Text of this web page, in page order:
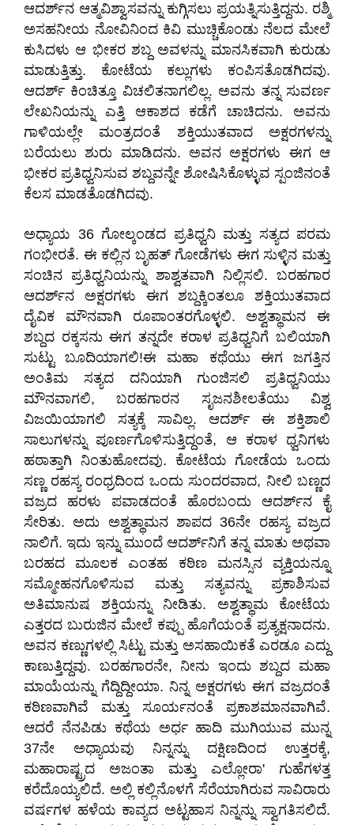
ಆದರ್ಶ್‌ನ ಆತ್ಮವಿಶ್ವಾಸವನ್ನು ಕುಗ್ಗಿಸಲು ಪ್ರಯತ್ನಿಸುತ್ತಿದ್ದನು. ರಶ್ಮಿ
ಅಸಹನೀಯ ನೋವಿನಿಂದ ಕಿವಿ ಮುಚ್ಚಿಕೊಂಡು ನೆಲದ ಮೇಲೆ
ಕುಸಿದಳು ಆ ಭೀಕರ ಶಬ್ದ ಅವಳನ್ನು ಮಾನಸಿಕವಾಗಿ ಕುರುಡು
ಮಾಡುತ್ತಿತ್ತು. ಕೋಟೆಯ ಕಲ್ಲುಗಳು ಕಂಪಿಸತೊಡಗಿದವು.
ಆದರ್ಶ್ ಕಿಂಚಿತ್ತೂ ವಿಚಲಿತನಾಗಲಿಲ್ಲ. ಅವನು ತನ್ನ ಸುವರ್ಣ
ಲೇಖನಿಯನ್ನು ಎತ್ತಿ ಆಕಾಶದ ಕಡೆಗೆ ಚಾಚಿದನು. ಅವನು
ಗಾಳಿಯಲ್ಲೇ ಮಂತ್ರದಂತೆ ಶಕ್ತಿಯುತವಾದ ಅಕ್ಷರಗಳನ್ನು
ಬರೆಯಲು ಶುರು ಮಾಡಿದನು. ಅವನ ಅಕ್ಷರಗಳು ಈಗ ಆ
ಭೀಕರ ಪ್ರತಿಧ್ವನಿಸುವ ಶಬ್ದವನ್ನೇ ಶೋಷಿಸಿಕೊಳ್ಳುವ ಸ್ಪಂಜಿನಂತೆ
ಕೆಲಸ ಮಾಡತೊಡಗಿದವು.
ಅಧ್ಯಾಯ 36 ಗೋಲ್ಕಂಡದ ಪ್ರತಿಧ್ವನಿ ಮತ್ತು ಸತ್ಯದ ಪರಮ
ಗಂಭೀರತೆ. ಈ ಕಲ್ಲಿನ ಬೃಹತ್ ಗೋಡೆಗಳು ಈಗ ಸುಳ್ಳಿನ ಮತ್ತು
ಸಂಚಿನ ಪ್ರತಿಧ್ವನಿಯನ್ನು ಶಾಶ್ವತವಾಗಿ ನಿಲ್ಲಿಸಲಿ. ಬರಹಗಾರ
ಆದರ್ಶ್‌ನ ಅಕ್ಷರಗಳು ಈಗ ಶಬ್ದಕ್ಕಿಂತಲೂ ಶಕ್ತಿಯುತವಾದ
ದೈವಿಕ ಮೌನವಾಗಿ ರೂಪಾಂತರಗೊಳ್ಳಲಿ. ಅಶ್ವತ್ಥಾಮನ ಈ
ಶಬ್ದದ ರಕ್ಕಸನು ಈಗ ತನ್ನದೇ ಕರಾಳ ಪ್ರತಿಧ್ವನಿಗೆ ಬಲಿಯಾಗಿ
ಸುಟ್ಟು ಬೂದಿಯಾಗಲಿ!ಈ ಮಹಾ ಕಥೆಯು ಈಗ ಜಗತ್ತಿನ
ಅಂತಿಮ ಸತ್ಯದ ದನಿಯಾಗಿ ಗುಂಜಿಸಲಿ ಪ್ರತಿಧ್ವನಿಯು
ಮೌನವಾಗಲಿ, ಬರಹಗಾರನ ಸೃಜನಶೀಲತೆಯು ವಿಶ್ವ
ವಿಜಯಿಯಾಗಲಿ ಸತ್ಯಕ್ಕೆ ಸಾವಿಲ್ಲ. ಆದರ್ಶ್ ಈ ಶಕ್ತಿಶಾಲಿ
ಸಾಲುಗಳನ್ನು ಪೂರ್ಣಗೊಳಿಸುತ್ತಿದ್ದಂತೆ, ಆ ಕರಾಳ ಧ್ವನಿಗಳು
ಹಠಾತ್ತಾಗಿ ನಿಂತುಹೋದವು. ಕೋಟೆಯ ಗೋಡೆಯ ಒಂದು
ಸಣ್ಣ ರಹಸ್ಯ ರಂಧ್ರದಿಂದ ಒಂದು ಸುಂದರವಾದ, ನೀಲಿ ಬಣ್ಣದ
ವಜ್ರದ ಹರಳು ಪವಾಡದಂತೆ ಹೊರಬಂದು ಆದರ್ಶ್‌ನ ಕೈ
ಸೇರಿತು. ಅದು ಅಶ್ವತ್ಥಾಮನ ಶಾಪದ 36ನೇ ರಹಸ್ಯ ವಜ್ರದ
ನಾಲಿಗೆ. ಇದು ಇನ್ನು ಮುಂದೆ ಆದರ್ಶ್‌ನಿಗೆ ತನ್ನ ಮಾತು ಅಥವಾ
ಬರಹದ ಮೂಲಕ ಎಂತಹ ಕಠಿಣ ಮನಸ್ಸಿನ ವ್ಯಕ್ತಿಯನ್ನೂ
ಸಮ್ಮೋಹನಗೊಳಿಸುವ ಮತ್ತು ಸತ್ಯವನ್ನು ಪ್ರಕಾಶಿಸುವ
ಅತಿಮಾನುಷ ಶಕ್ತಿಯನ್ನು ನೀಡಿತು. ಅಶ್ವತ್ಥಾಮ ಕೋಟೆಯ
ಎತ್ತರದ ಬುರುಜಿನ ಮೇಲೆ ಕಪ್ಪು ಹೊಗೆಯಂತೆ ಪ್ರತ್ಯಕ್ಷನಾದನು.
ಅವನ ಕಣ್ಣುಗಳಲ್ಲಿ ಸಿಟ್ಟು ಮತ್ತು ಅಸಹಾಯಿಕತೆ ಎರಡೂ ಎದ್ದು
ಕಾಣುತ್ತಿದ್ದವು. ಬರಹಗಾರನೇ, ನೀನು ಇಂದು ಶಬ್ದದ ಮಹಾ
ಮಾಯೆಯನ್ನು ಗೆದ್ದಿದ್ದೀಯಾ. ನಿನ್ನ ಅಕ್ಷರಗಳು ಈಗ ವಜ್ರದಂತೆ
ಕಠಿಣವಾಗಿವೆ ಮತ್ತು ಸೂರ್ಯನಂತೆ ಪ್ರಕಾಶಮಾನವಾಗಿವೆ.
ಆದರೆ ನೆನಪಿಡು ಕಥೆಯ ಅರ್ಧ ಹಾದಿ ಮುಗಿಯುವ ಮುನ್ನ
37ನೇ ಅಧ್ಯಾಯವು ನಿನ್ನನ್ನು ದಕ್ಷಿಣದಿಂದ ಉತ್ತರಕ್ಕೆ,
ಮಹಾರಾಷ್ಟ್ರದ ಅಜಂತಾ ಮತ್ತು ಎಲ್ಲೋರಾ' ಗುಹೆಗಳತ್ತ
ಕರೆದೊಯ್ಯಲಿದೆ. ಅಲ್ಲಿ ಕಲ್ಲಿನೊಳಗೆ ಸೆರೆಯಾಗಿರುವ ಸಾವಿರಾರು
ವರ್ಷಗಳ ಹಳೆಯ ಕಾವ್ಯದ ಅಟ್ಟಹಾಸ ನಿನ್ನನ್ನು ಸ್ವಾಗತಿಸಲಿದೆ.